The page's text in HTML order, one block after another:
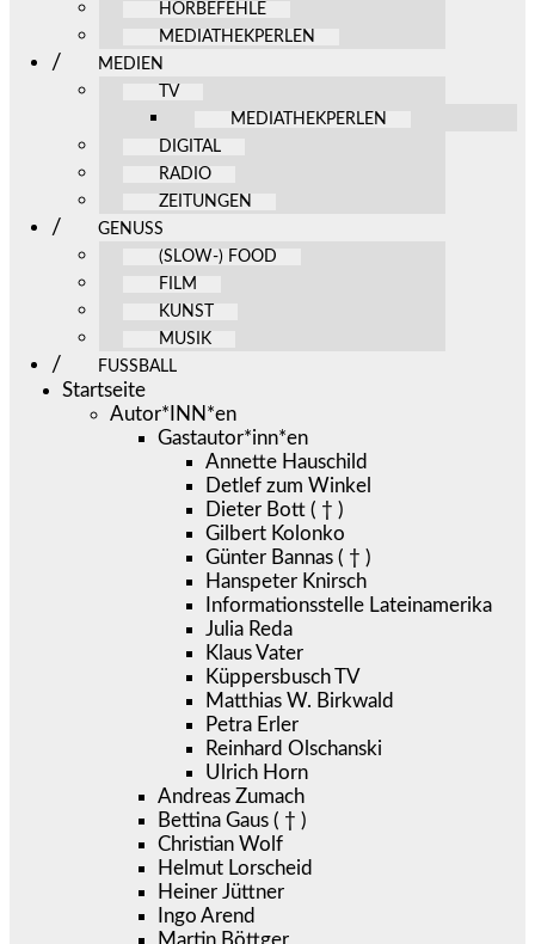
HÖRBEFEHLE
MEDIATHEKPERLEN
MEDIEN
TV
MEDIATHEKPERLEN
DIGITAL
RADIO
ZEITUNGEN
GENUSS
(SLOW-) FOOD
FILM
KUNST
MUSIK
FUSSBALL
Startseite
Autor*INN*en
Gastautor*inn*en
Annette Hauschild
Detlef zum Winkel
Dieter Bott ( † )
Gilbert Kolonko
Günter Bannas ( † )
Hanspeter Knirsch
Informationsstelle Lateinamerika
Julia Reda
Klaus Vater
Küppersbusch TV
Matthias W. Birkwald
Petra Erler
Reinhard Olschanski
Ulrich Horn
Andreas Zumach
Bettina Gaus ( † )
Christian Wolf
Helmut Lorscheid
Heiner Jüttner
Ingo Arend
Martin Böttger